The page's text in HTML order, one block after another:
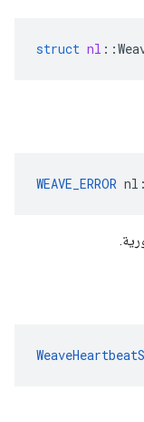
struct nl ::
WEAVE_ERROR